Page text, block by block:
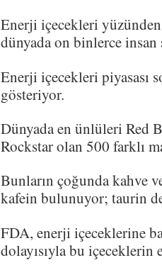
Enerji içecekleri yüzünden
dünyada on binlerce
Enerji içecekleri piyasası
gösteriyor.
Dünyada en ünlüleri Red
Rockstar olan 500 farklı
Bunların çoğunda kahve
kafein bulunuyor; taurin
FDA, enerji içeceklerine
dolayısıyla bu içeceklerin